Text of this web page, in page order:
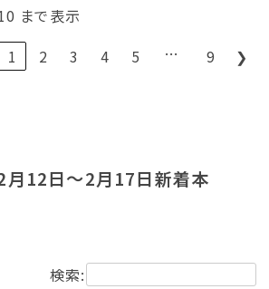
まで表示
1 2 3 4 5 … 9 ❯
12日～2月17日新着本
検索: